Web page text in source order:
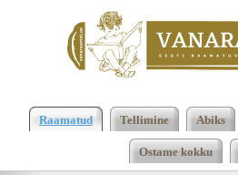
leheküljelKultuur ja etnograafia
Raamatud Tellimine Abiks
Ostame kokku